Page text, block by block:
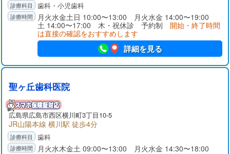
歯科・小児歯科
月火水金土日 10:00〜13:00 月火水金 14:00〜19:00
土 14:00〜17:00 木・祝休診 予約制 開始・終了時間
は直接の確認をおすすめします
詳細を見る
聖ヶ丘歯科医院
広島県広島市西区横川町3丁目10-5
JR山陽本線 横川駅 徒歩4分
歯科
月火水木金土 09:00〜13:00 月火水金 14:30〜18:00